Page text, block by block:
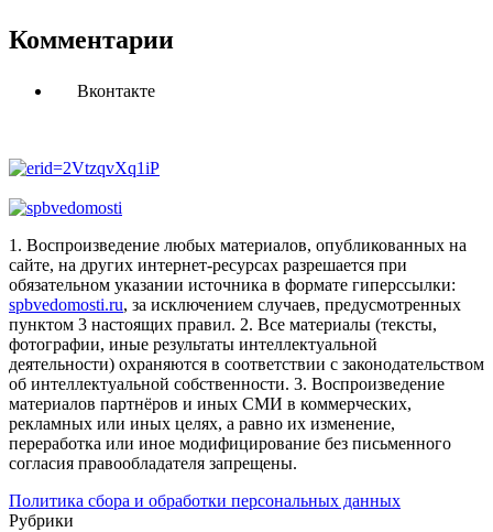
Комментарии
Вконтакте
1. Воспроизведение любых материалов, опубликованных на
сайте, на других интернет-ресурсах разрешается при
обязательном указании источника в формате гиперссылки:
spbvedomosti.ru, за исключением случаев, предусмотренных
пунктом 3 настоящих правил. 2. Все материалы (тексты,
фотографии, иные результаты интеллектуальной
деятельности) охраняются в соответствии с законодательством
об интеллектуальной собственности. 3. Воспроизведение
материалов партнёров и иных СМИ в коммерческих,
рекламных или иных целях, а равно их изменение,
переработка или иное модифицирование без письменного
согласия правообладателя запрещены.
Политика сбора и обработки персональных данных
Рубрики